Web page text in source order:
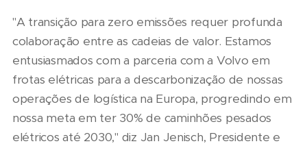
"A transição para zero emissões requer profunda
colaboração entre as cadeias de valor. Estamos
entusiasmados com a parceria com a Volvo em
frotas elétricas para a descarbonização de nossas
operações de logística na Europa, progredindo em
nossa meta em ter 30% de caminhões pesados
elétricos até 2030," diz Jan Jenisch, Presidente e